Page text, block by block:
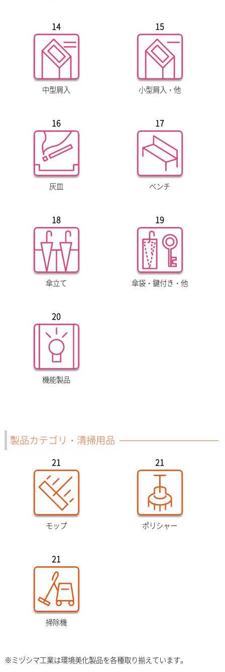
14
中型屑入
15
小型屑入・他
16
灰皿
17
ベンチ
18
傘立て
19
傘袋・鍵付き・他
20
機能製品
製品カテゴリ・清掃用品
21
モップ
21
ポリシャー
21
掃除機
※ミヅシマ工業は環境美化製品を各種取り揃えています。